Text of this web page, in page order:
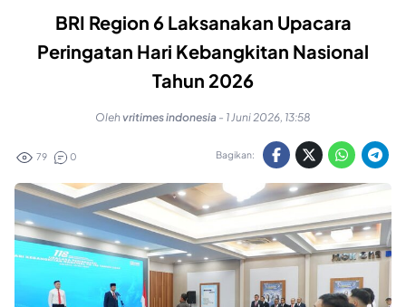
BRI Region 6 Laksanakan Upacara
Peringatan Hari Kebangkitan Nasional
Tahun 2026
Oleh vritimes indonesia - 1 Juni 2026, 13:58
79 0 Bagikan: